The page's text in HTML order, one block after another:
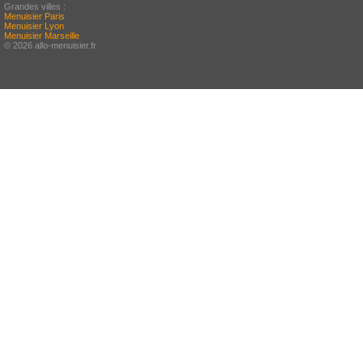
Grandes villes :
Menuisier Paris
Menuisier Lyon
Menuisier Marseille
© 2026 allo-menuisier.fr